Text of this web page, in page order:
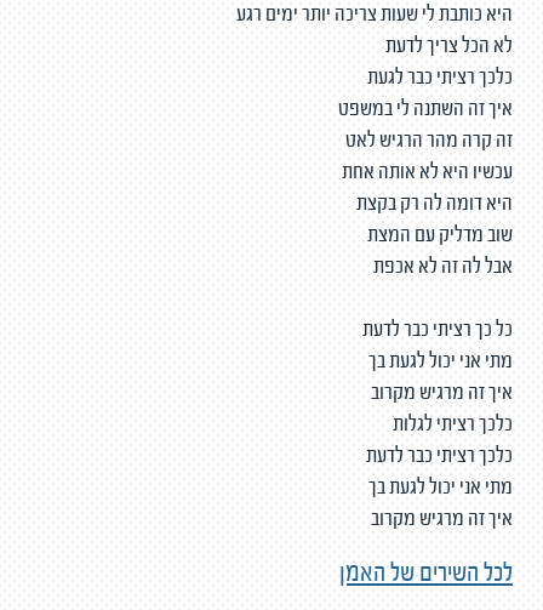
היא כותבת לי שעות צריכה יותר ימים רגע
לא הכל צריך לדעת
כלכך רציתי כבר לגעת
איך זה השתנה לי במשפט
זה קרה מהר הרגיש לאט
עכשיו היא לא אותה אחת
היא דומה לה רק בקצת
שוב מדליק עם המצת
אבל לה זה לא אכפת
כל כך רציתי כבר לדעת
מתי אני יכול לגעת בך
איך זה מרגיש מקרוב
כלכך רציתי לגלות
כלכך רציתי כבר לדעת
מתי אני יכול לגעת בך
איך זה מרגיש מקרוב
לכל השירים של האמן